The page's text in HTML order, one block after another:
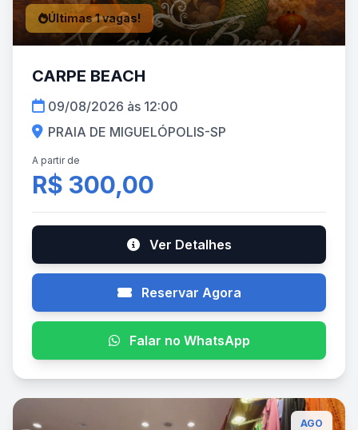
Últimas 1 vagas!
CARPE BEACH
09/08/2026 às 12:00
PRAIA DE MIGUELÓPOLIS-SP
A partir de
R$ 300,00
Ver Detalhes
Reservar Agora
Falar no WhatsApp
AGO